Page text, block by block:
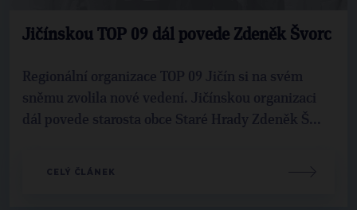
Jičínskou TOP 09 dál povede Zdeněk Švorc
Regionální organizace TOP 09 Jičín si na svém
sněmu zvolila nové vedení. Jičínskou organizaci
dál povede starosta obce Staré Hrady Zdeněk Š...
CELÝ ČLÁNEK